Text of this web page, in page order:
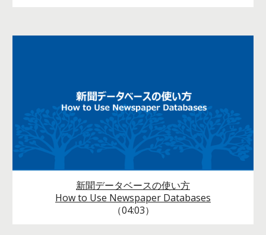
新聞データベースの使い方
How to Use Newspaper Databases
（04:03）